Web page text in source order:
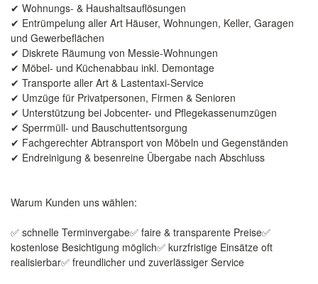
✔ Wohnungs- & Haushaltsauflösungen
✔ Entrümpelung aller Art Häuser, Wohnungen, Keller, Garagen
und Gewerbeflächen
✔ Diskrete Räumung von Messie-Wohnungen
✔ Möbel- und Küchenabbau inkl. Demontage
✔ Transporte aller Art & Lastentaxi-Service
✔ Umzüge für Privatpersonen, Firmen & Senioren
✔ Unterstützung bei Jobcenter- und Pflegekassenumzügen
✔ Sperrmüll- und Bauschuttentsorgung
✔ Fachgerechter Abtransport von Möbeln und Gegenständen
✔ Endreinigung & besenreine Übergabe nach Abschluss
Warum Kunden uns wählen:
✅ schnelle Terminvergabe✅ faire & transparente Preise✅
kostenlose Besichtigung möglich✅ kurzfristige Einsätze oft
realisierbar✅ freundlicher und zuverlässiger Service